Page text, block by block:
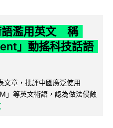
語濫用英文 稱
」動搖科技話語
文章，批評中國廣泛使用
」等英文術語，認為做法侵蝕